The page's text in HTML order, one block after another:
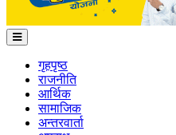
गृहपृष्ठ
राजनीति
आर्थिक
सामाजिक
अन्तरवार्ता